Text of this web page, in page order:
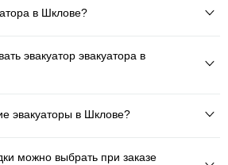
в Шклове?
эвакуатор эвакуатора в
эвакуаторы в Шклове?
можно выбрать при заказе